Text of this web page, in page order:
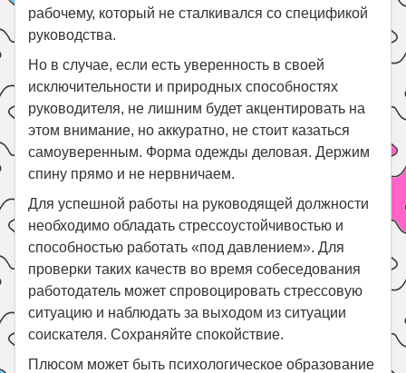
рабочему, который не сталкивался со спецификой
руководства.
Но в случае, если есть уверенность в своей
исключительности и природных способностях
руководителя, не лишним будет акцентировать на
этом внимание, но аккуратно, не стоит казаться
самоуверенным. Форма одежды деловая. Держим
спину прямо и не нервничаем.
Для успешной работы на руководящей должности
необходимо обладать стрессоустойчивостью и
способностью работать «под давлением». Для
проверки таких качеств во время собеседования
работодатель может спровоцировать стрессовую
ситуацию и наблюдать за выходом из ситуации
соискателя. Сохраняйте спокойствие.
Плюсом может быть психологическое образование